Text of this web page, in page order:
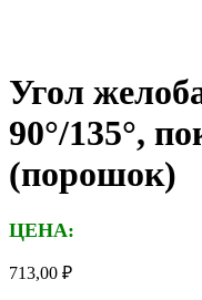
Угол
90°/135°,
(порошок)
ЦЕНА:
713,00 ₽